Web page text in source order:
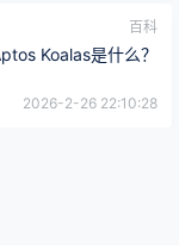
百科
Koalas是什么？
2026-2-26 22:10:28